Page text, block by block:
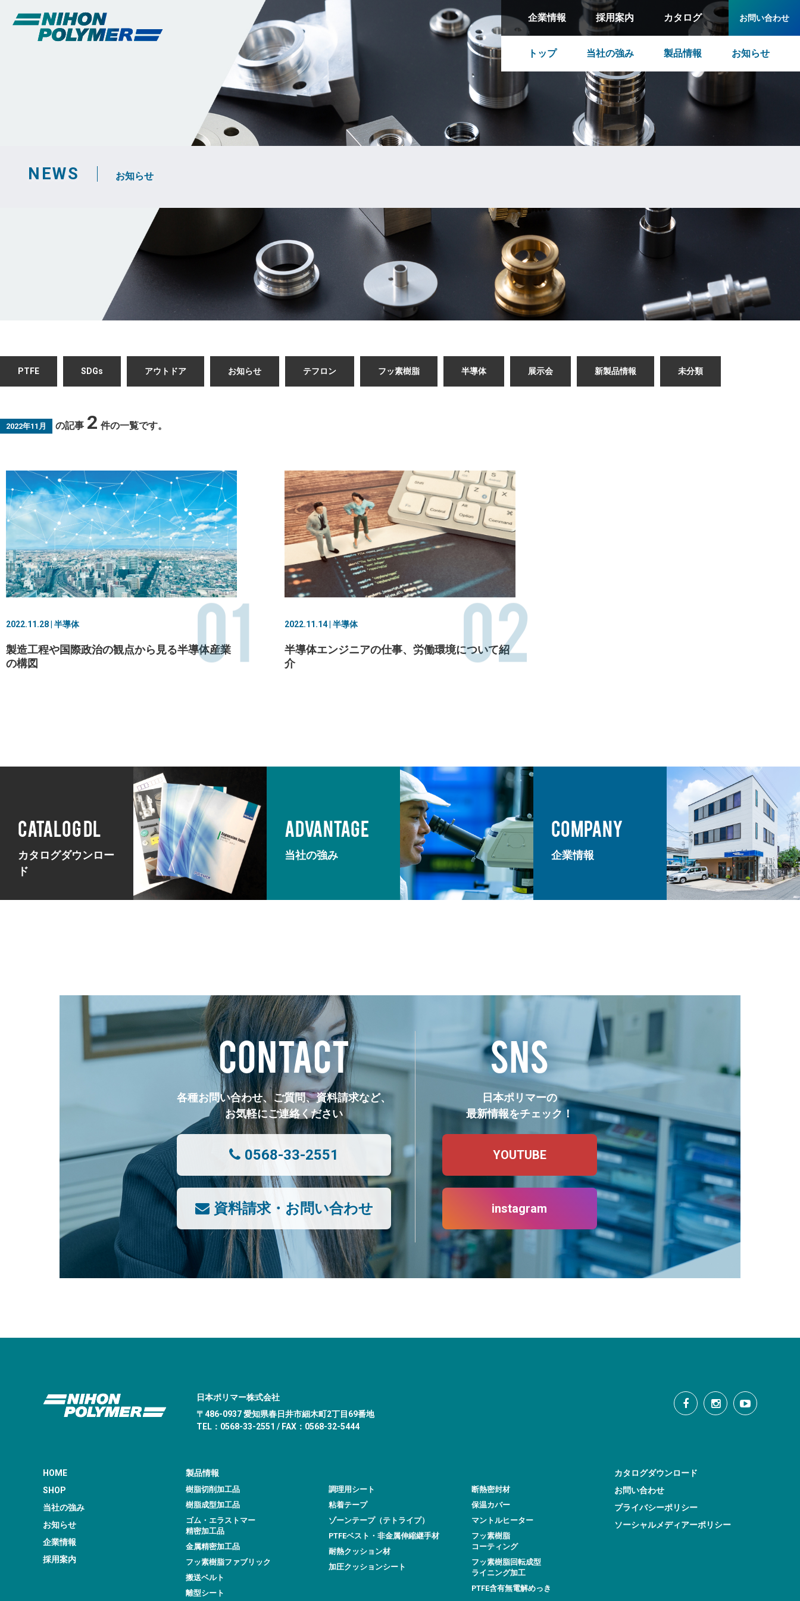
トップ 当社の強み 製品情報 お知らせ
企業情報 採用案内 カタログ お問い合わせ
NEWS お知らせ
PTFE SDGs アウトドア お知らせ テフロン フッ素樹脂 半導体 展示会 新製品情報 未分類
2022年11月 の記事 2 件の一覧です。
2022.11.28 | 半導体
製造工程や国際政治の観点から見る半導体産業
の構図
01 2022.11.14 | 半導体
半導体エンジニアの仕事、労働環境について紹
介
02
CATALOG DL
カタログダウンロー
ド
ADVANTAGE
当社の強み
COMPANY
企業情報
CONTACT
各種お問い合わせ、ご質問、資料請求など、
お気軽にご連絡ください
0568-33-2551
資料請求・お問い合わせ
SNS
日本ポリマーの
最新情報をチェック！
YOUTUBE
instagram
日本ポリマー株式会社
〒486-0937 愛知県春日井市細木町2丁目69番地
TEL：0568-33-2551 / FAX：0568-32-5444
HOME
SHOP
当社の強み
お知らせ
企業情報
採用案内
製品情報
樹脂切削加工品
樹脂成型加工品
ゴム・エラストマー
精密加工品
金属精密加工品
フッ素樹脂ファブリック
搬送ベルト
離型シート
調理用シート
粘着テープ
ゾーンテープ（テトライプ）
PTFEベスト・非金属伸縮継手材
耐熱クッション材
加圧クッションシート
断熱密封材
保温カバー
マントルヒーター
フッ素樹脂
コーティング
フッ素樹脂回転成型
ライニング加工
PTFE含有無電解めっき
カタログダウンロード
お問い合わせ
プライバシーポリシー
ソーシャルメディアーポリシー